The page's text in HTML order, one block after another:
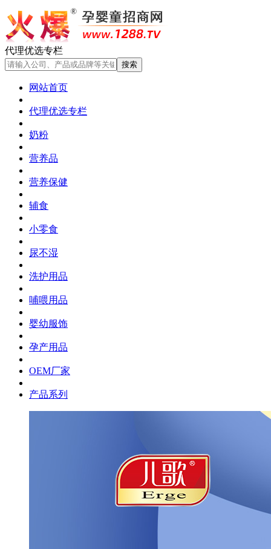
代理优选专栏
网站首页
代理优选专栏
奶粉
营养品
营养保健
辅食
小零食
尿不湿
洗护用品
哺喂用品
婴幼服饰
孕产用品
OEM厂家
产品系列